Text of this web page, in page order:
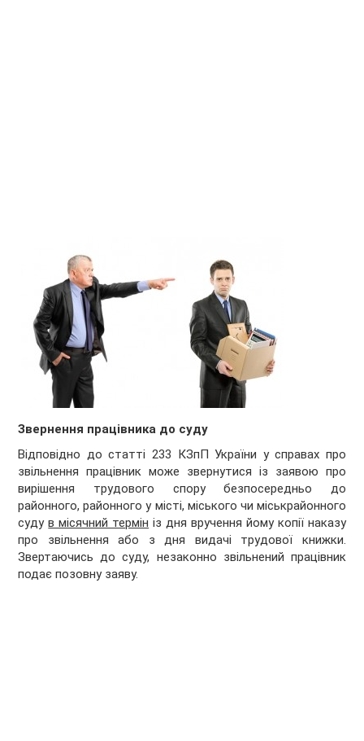
Звернення працівника до суду
Відповідно до статті 233 КЗпП України у справах про
звільнення працівник може звернутися із заявою про
вирішення трудового спору безпосередньо до
районного, районного у місті, міського чи міськрайонного
судув місячний термін із дня вручення йому копії наказу
про звільнення або з дня видачі трудової книжки.
Звертаючись до суду, незаконно звільнений працівник
подає позовну заяву.